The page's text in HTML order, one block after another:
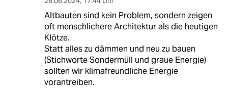
Altbauten sind kein Problem, sondern zeigen
oft menschlichere Architektur als die heutigen
Klötze.
Statt alles zu dämmen und neu zu bauen
(Stichworte Sondermüll und graue Energie)
sollten wir klimafreundliche Energie
vorantreiben.